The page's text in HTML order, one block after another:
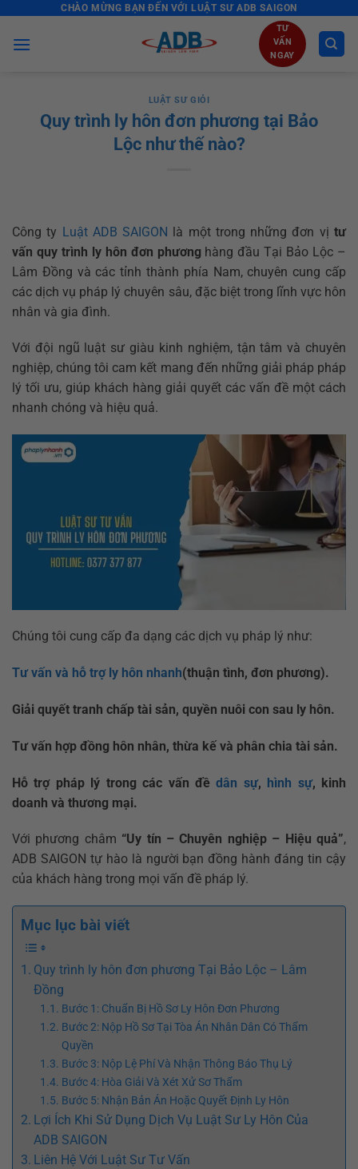
content
CHÀO MỪNG BẠN ĐẾN VỚI LUẬT SƯ ADB SAIGON
TƯ
VẤN
NGAY
LUẬT SƯ GIỎI
Quy trình ly hôn đơn phương tại Bảo
Lộc như thế nào?
Công ty Luật ADB SAIGON là một trong những đơn vịtư
vấn quy trình ly hôn đơn phương hàng đầu Tại Bảo Lộc –
Lâm Đồng và các tỉnh thành phía Nam, chuyên cung cấp
các dịch vụ pháp lý chuyên sâu, đặc biệt trong lĩnh vực hôn
nhân và gia đình.
Với đội ngũ luật sư giàu kinh nghiệm, tận tâm và chuyên
nghiệp, chúng tôi cam kết mang đến những giải pháp pháp
lý tối ưu, giúp khách hàng giải quyết các vấn đề một cách
nhanh chóng và hiệu quả.
Chúng tôi cung cấp đa dạng các dịch vụ pháp lý như:
Tư vấn và hỗ trợ ly hôn nhanh(thuận tình, đơn phương).
Giải quyết tranh chấp tài sản, quyền nuôi con sau ly hôn.
Tư vấn hợp đồng hôn nhân, thừa kế và phân chia tài sản.
Hỗ trợ pháp lý trong các vấn đềdân sự, hình sự, kinh
doanh và thương mại.
Với phương châm “Uy tín – Chuyên nghiệp – Hiệu quả”,
ADB SAIGON tự hào là người bạn đồng hành đáng tin cậy
của khách hàng trong mọi vấn đề pháp lý.
Mục lục bài viết
Quy trình ly hôn đơn phương Tại Bảo Lộc – Lâm
Đồng
Bước 1: Chuẩn Bị Hồ Sơ Ly Hôn Đơn Phương
Bước 2: Nộp Hồ Sơ Tại Tòa Án Nhân Dân Có Thẩm
Quyền
Bước 3: Nộp Lệ Phí Và Nhận Thông Báo Thụ Lý
Bước 4: Hòa Giải Và Xét Xử Sơ Thẩm
Bước 5: Nhận Bản Án Hoặc Quyết Định Ly Hôn
Lợi Ích Khi Sử Dụng Dịch Vụ Luật Sư Ly Hôn Của
ADB SAIGON
Liên Hệ Với Luật Sư Tư Vấn